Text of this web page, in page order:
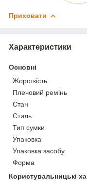
Приховати
Характеристики
Основні
Жорсткість
Плечовий ремінь
Стан
Стиль
Тип сумки
Упаковка
Упаковка засобу
Форма
Користувальницькі